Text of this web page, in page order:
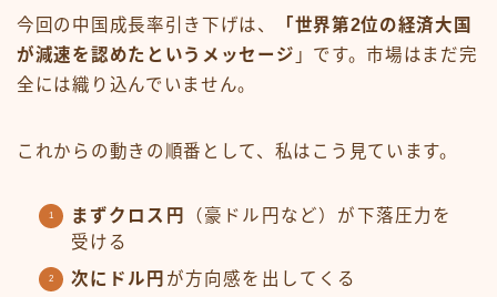
今回の中国成長率引き下げは、
「世界第2位の経済大国
が減速を認めたというメッセージ 」です。市場はまだ完
全には織り込んでいません。
これからの動きの順番として、私はこう見ています。
まずクロス円
（豪ドル円など）が下落圧力を
受ける
次にドル円 が方向感を出してくる